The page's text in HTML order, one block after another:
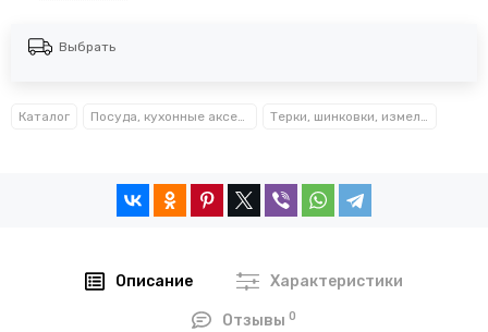
Выбрать
Каталог Посуда, кухонные аксессуары и принадлежности TM Kamille TM Ofenbach Терки, шинковки, измельчители Kamille™ Ofenbach™
Описание Характеристики
Отзывы0